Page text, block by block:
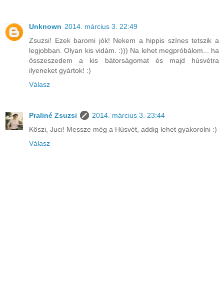
Unknown 2014. március 3. 22:49
Zsuzsi! Ezek baromi jók! Nekem a hippis színes tetszik a
legjobban. Olyan kis vidám. :))) Na lehet megpróbálom... ha
összeszedem a kis bátorságomat és majd húsvétra
ilyeneket gyártok! :)
Válasz
Praliné Zsuzsi
2014. március 3. 23:44
Köszi, Juci! Messze még a Húsvét, addig lehet gyakorolni :)
Válasz